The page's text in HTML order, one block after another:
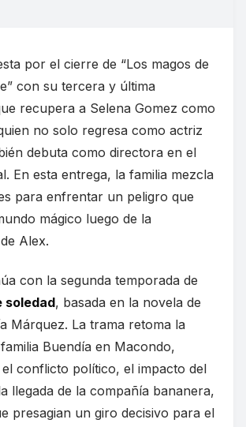
por el cierre de “Los magos de
con su tercera y última
recupera a Selena Gomez como
no solo regresa como actriz
debuta como directora en el
En esta entrega, la familia mezcla
para enfrentar un peligro que
mágico luego de la
Alex.
con la segunda temporada de
soledad, basada en la novela de
Márquez. La trama retoma la
Buendía en Macondo,
conflicto político, el impacto del
llegada de la compañía bananera,
presagian un giro decisivo para el